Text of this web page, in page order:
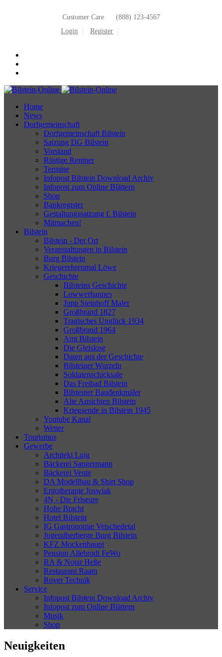
Customer Care
(888) 123-4567
Login
Register
Home
News
Dorfgemeinschaft
Dorfgemeinschaft Bilstein
Satzung DG Bilstein
Vorstand
Rüstige Rentner
Termine
Infopost Bilstein Download Archiv
Infopost zum Online Blättern
Shop
Bankregister
Gestaltungssatzung f. Bilstein
Mitmachen!
Bilstein
Bilstein - Der Ort
Veranstaltungen in Bilstein
Burg Bilstein
Kriegerehrenmal Löwe
Geschichte
Bilsteins Geschichte
Lowwerhannes
Jupp Steinhoff Maler
Großbrand 1827
Tragisches Unglück 1934
Großbrand 1964
Amt Bilstein
Die Gleislose
Daten aus der Geschichte
Bilsteiner Wurzeln
Soldatenschicksale
Das Freibad Bilstein
Bilsteiner Baudenkmäler
Alte Ansichten Bilstein
Kriegsende in Bilstein 1945
Youtube Kanal
Wetter
Tourismus
Gewerbe
Architekt Luig
Bäckerei Sangermann
Bäckerei Vente
DA Modellbau & Shirt Shop
Ergotherapie Joswiak
4N - Die Friseure
Hohe Bracht
Hotel Bilstein
IG Gastronomie Veischedetal
Jugendherberge Burg Bilstein
KFZ Mockenhaupt
Pension Allebrodt FeWo
RA & Notar Heße
Restaurant Raam
Rover Technik
Service
Infopost Bilstein Download Archiv
Infopost zum Online Blättern
Musik
Shop
Neuigkeiten